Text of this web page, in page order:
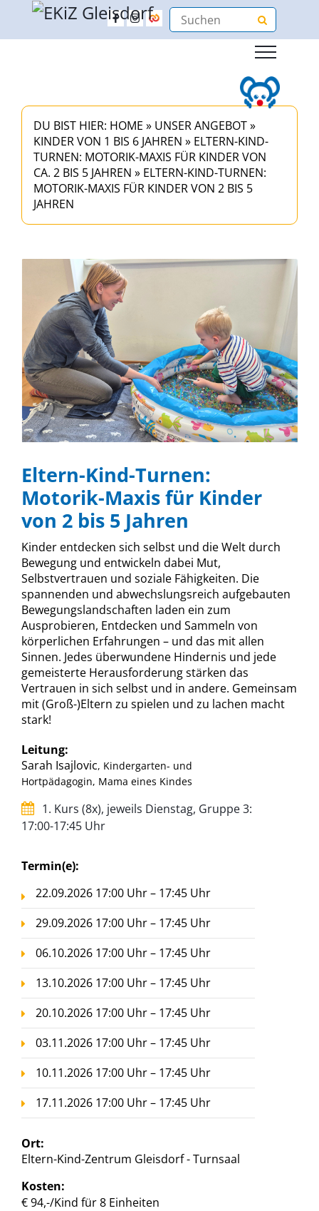
DU BIST HIER: HOME » UNSER ANGEBOT»
KINDER VON 1 BIS 6 JAHREN » ELTERN-KIND-
TURNEN: MOTORIK-MAXIS FÜR KINDER VON
CA. 2 BIS 5 JAHREN » ELTERN-KIND-TURNEN:
MOTORIK-MAXIS FÜR KINDER VON 2 BIS 5
JAHREN
Eltern-Kind-Turnen:
Motorik-Maxis für Kinder
von 2 bis 5 Jahren
Kinder entdecken sich selbst und die Welt durch
Bewegung und entwickeln dabei Mut,
Selbstvertrauen und soziale Fähigkeiten. Die
spannenden und abwechslungsreich aufgebauten
Bewegungslandschaften laden ein zum
Ausprobieren, Entdecken und Sammeln von
körperlichen Erfahrungen – und das mit allen
Sinnen. Jedes überwundene Hindernis und jede
gemeisterte Herausforderung stärken das
Vertrauen in sich selbst und in andere. Gemeinsam
mit (Groß-)Eltern zu spielen und zu lachen macht
stark!
Leitung:
Sarah Isajlovic, Kindergarten- und
Hortpädagogin, Mama eines Kindes
1. Kurs (8x), jeweils Dienstag, Gruppe 3:
17:00-17:45 Uhr
Termin(e):
22.09.2026 17:00 Uhr – 17:45 Uhr
29.09.2026 17:00 Uhr – 17:45 Uhr
06.10.2026 17:00 Uhr – 17:45 Uhr
13.10.2026 17:00 Uhr – 17:45 Uhr
20.10.2026 17:00 Uhr – 17:45 Uhr
03.11.2026 17:00 Uhr – 17:45 Uhr
10.11.2026 17:00 Uhr – 17:45 Uhr
17.11.2026 17:00 Uhr – 17:45 Uhr
Ort:
Eltern-Kind-Zentrum Gleisdorf - Turnsaal
Kosten:
€ 94,-/Kind für 8 Einheiten